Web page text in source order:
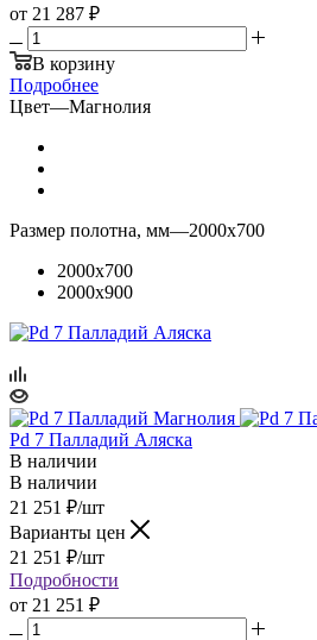
от 21 287 ₽
В корзину
Подробнее
Цвет—Магнолия
Размер полотна, мм—2000x700
2000x700
2000x900
Pd 7 Палладий Аляска
В наличии
В наличии
21 251 ₽/шт
Варианты цен
21 251 ₽/шт
Подробности
от 21 251 ₽